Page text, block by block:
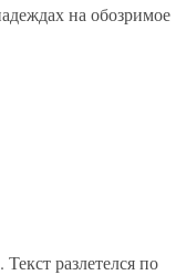
на обозримое
разлетелся по